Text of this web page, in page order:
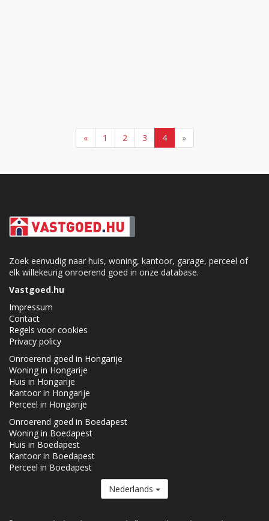
« 1 2 3 4 »
Zoek eenvudig naar huis, woning, kantoor, garage, perceel of
elk willekeurig onroerend goed in onze database.
Vastgoed.hu
Impressum
Contact
Regels voor cookies
Privacy policy
Onroerend goed in Hongarije
Woning in Hongarije
Huis in Hongarije
Kantoor in Hongarije
Perceel in Hongarije
Onroerend goed in Boedapest
Woning in Boedapest
Huis in Boedapest
Kantoor in Boedapest
Perceel in Boedapest
Nederlands